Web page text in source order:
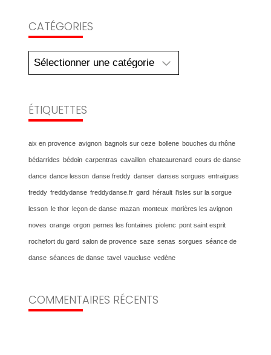
CATÉGORIES
Catégories
ÉTIQUETTES
aix en provence avignon bagnols sur ceze bollene bouches du rhône
bédarrides bédoin carpentras cavaillon chateaurenard cours de danse
dance dance lesson danse freddy danser danses sorgues entraigues
freddy freddydanse freddydanse.fr gard hérault l'isles sur la sorgue
lesson le thor leçon de danse mazan monteux morières les avignon
noves orange orgon pernes les fontaines piolenc pont saint esprit
rochefort du gard salon de provence saze senas sorgues séance de
danse séances de danse tavel vaucluse vedène
COMMENTAIRES RÉCENTS